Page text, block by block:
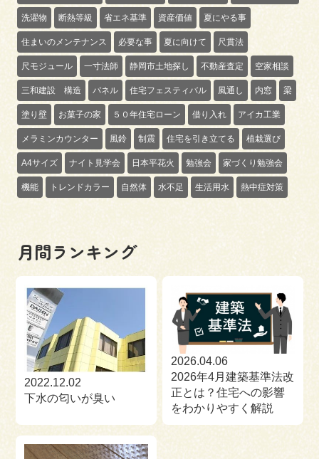
洗濯物 断熱等級 省エネ基準 資産価値 夏にやる事
住まいのメンテナンス 必要な事 夏に向けて 尺貫法
尺モジュール 一寸法師 静岡市土地探し 不動産査定 空家相談
三和建設 構造 パネル 住宅フェスティバル 風通し 内窓 梁
塗り壁 お菓子の家 ５０年住宅ローン 借り入れ アイカ工業
メラミンカウンター 風鈴 制震 住宅を引き立てる 植栽選び
A4サイズ ナイト見学会 日本平花火 勉強会 家づくり勉強会
機能 トレンドカラー 自然体 水不足 生活用水 熱中症対策
月間ランキング
2022.12.02
下水の匂いが臭い
2026.04.06
2026年4月建築基準法改
正とは？住宅への影響
をわかりやすく解説